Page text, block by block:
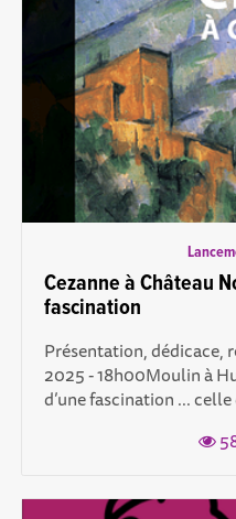
Cezanne à Château
fascination
Présentation, dédicace,
2025 - 18h00Moulin à
d’une fascination ... celle